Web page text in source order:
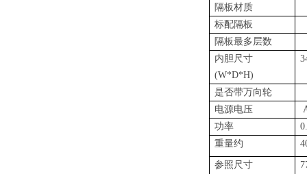
隔板材质
标配隔板
隔板最多层数
内胆尺寸
(W*D*H)
是否带万向轮
电源电压
功率
重量约
参照尺寸